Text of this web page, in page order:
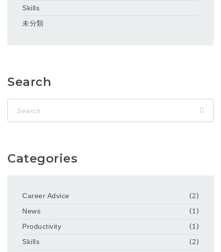
Skills
未分類
Search
Categories
Career Advice
(2)
News
(1)
Productivity
(1)
Skills
(2)